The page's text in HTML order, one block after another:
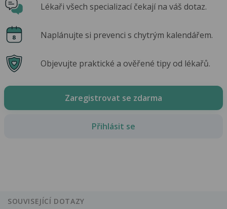
Lékaři všech specializací čekají na váš dotaz.
Naplánujte si prevenci s chytrým kalendářem.
Objevujte praktické a ověřené tipy od lékařů.
Zaregistrovat se zdarma
Přihlásit se
SOUVISEJÍCÍ DOTAZY